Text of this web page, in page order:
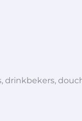
drinkbekers,